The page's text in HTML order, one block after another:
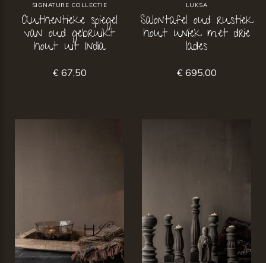
SIGNATURE COLLECTIE
Authentieke spiegel
van oud gebruikt
hout uit India
€ 67,50
LUKSA
Salontafel oud rustiek
hout uniek met drie
lades
€ 695,00